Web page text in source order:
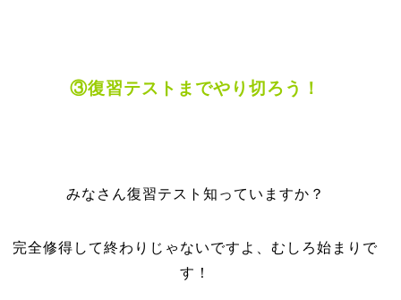
③復習テストまでやり切ろう！
みなさん復習テスト知っていますか？
完全修得して終わりじゃないですよ、むしろ始まりで
す！